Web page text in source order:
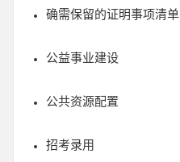
确需保留的证明事项清单
公益事业建设
公共资源配置
招考录用